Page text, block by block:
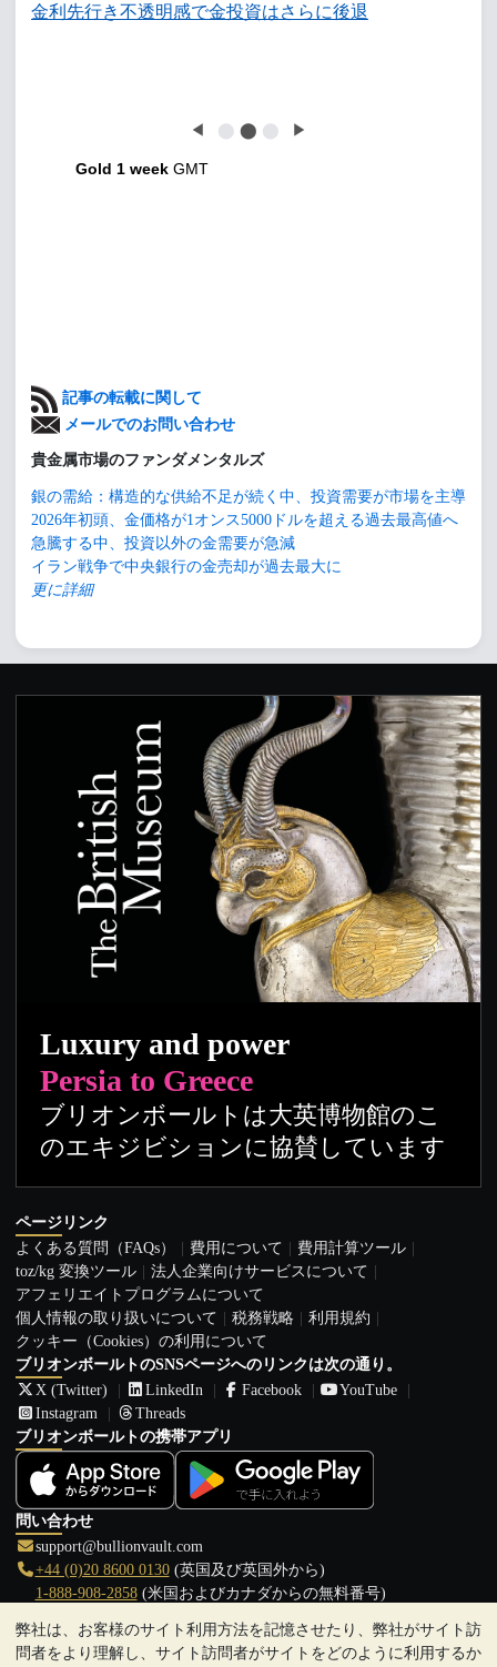
弊社は、お客様のサイト利用方法を記憶させたり、弊社がサイト訪
問者をより理解し、サイト訪問者がサイトをどのように利用するか
金利先行き不透明感で金投資はさらに後退
◀ ⬤ ⬤ ⬤ ▶
Gold 1 week GMT
記事の転載に関して
メールでのお問い合わせ
貴金属市場のファンダメンタルズ
銀の需給：構造的な供給不足が続く中、投資需要が市場を主導
2026年初頭、金価格が1オンス5000ドルを超える過去最高値へ
急騰する中、投資以外の金需要が急減
イラン戦争で中央銀行の金売却が過去最大に
更に詳細
Luxury and power
Persia to Greece
ブリオンボールトは大英博物館のこ
のエキジビションに協賛しています
ページリンク
よくある質問（FAQs）
費用について
費用計算ツール
toz/kg 変換ツール
法人企業向けサービスについて
アフェリエイトプログラムについて
個人情報の取り扱いについて
税務戦略
利用規約
クッキー（Cookies）の利用について
ブリオンボールトのSNSページへのリンクは次の通り。
X (Twitter)
LinkedIn Facebook
YouTube
Instagram
Threads
ブリオンボールトの携帯アプリ
問い合わせ
support@bullionvault.com
+44 (0)20 8600 0130(英国及び英国外から)
1-888-908-2858(米国およびカナダからの無料番号)
クリックして通話を開始